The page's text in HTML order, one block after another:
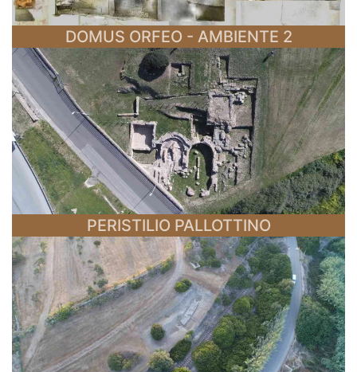
DOMUS ORFEO - AMBIENTE 2
PERISTILIO PALLOTTINO